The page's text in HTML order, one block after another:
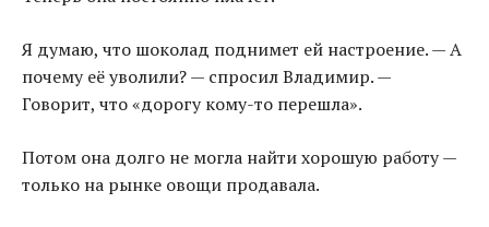
Я думаю, что шоколад поднимет ей настроение. — А
почему её уволили? — спросил Владимир. —
Говорит, что «дорогу кому-то перешла».
Потом она долго не могла найти хорошую работу —
только на рынке овощи продавала.